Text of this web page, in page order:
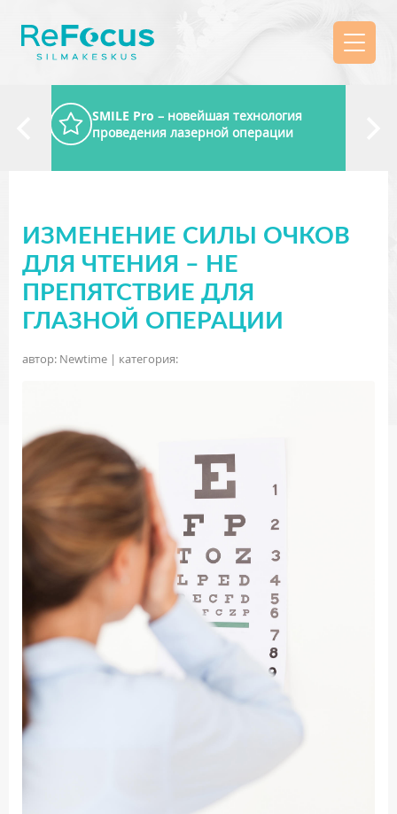
SMILE Pro – новейшая технология
проведения лазерной операции
ИЗМЕНЕНИЕ СИЛЫ ОЧКОВ
ДЛЯ ЧТЕНИЯ – НЕ
ПРЕПЯТСТВИЕ ДЛЯ
ГЛАЗНОЙ ОПЕРАЦИИ
автор: Newtime | категория: